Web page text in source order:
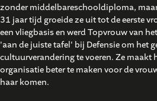
zonder middelbareschooldiploma,
31 jaar tijd groeide ze uit tot de eerste
een vliegbasis en werd Topvrouw van
'aan de juiste tafel' bij Defensie om het
cultuurverandering te voeren. Ze maakt
organisatie beter te maken voor de
haar komen.